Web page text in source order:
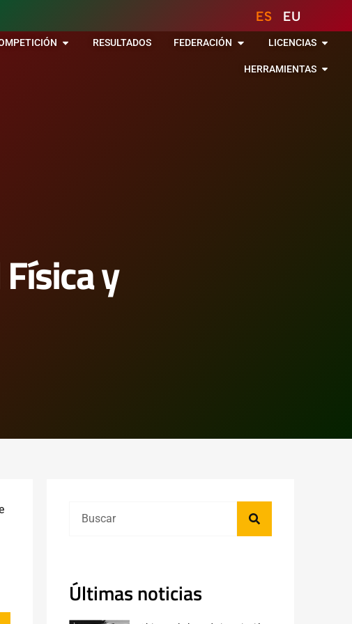
ES EU
RESULTADOS FEDERACIÓN LICENCIAS
HERRAMIENTAS
y
Últimas noticias